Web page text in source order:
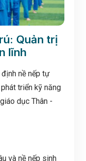
Quản trị
lĩnh
nề nếp tự
triển kỹ năng
dục Thân -
và nề nếp sinh